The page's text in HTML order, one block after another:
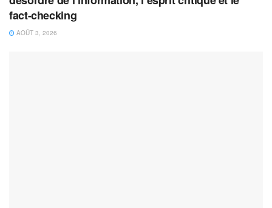
fact-checking
AOÛT 3, 2026